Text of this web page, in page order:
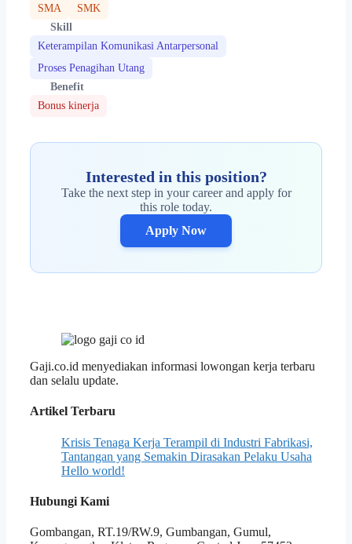
SMA
SMK
Skill
Keterampilan Komunikasi Antarpersonal
Proses Penagihan Utang
Benefit
Bonus kinerja
Interested in this position?
Take the next step in your career and apply for
this role today.
Apply Now
Gaji.co.id menyediakan informasi lowongan kerja terbaru
dan selalu update.
Artikel Terbaru
Krisis Tenaga Kerja Terampil di Industri Fabrikasi,
Tantangan yang Semakin Dirasakan Pelaku Usaha
Hello world!
Hubungi Kami
Gombangan, RT.19/RW.9, Gumbangan, Gumul,